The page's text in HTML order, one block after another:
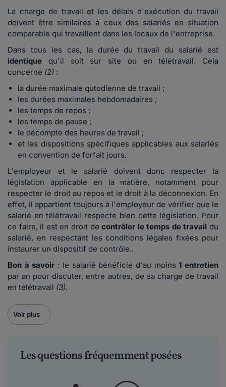
La charge de travail et les délais d'exécution du travail
doivent être similaires à ceux des salariés en situation
comparable qui travaillent dans les locaux de l'entreprise.
Dans tous les cas, la durée du travail du salarié est
identique qu'il soit sur site ou en télétravail. Cela
concerne (2) :
la durée maximale qutodienne de travail ;
les durées maximales hebdomadaires ;
les temps de repos ;
les temps de pause ;
le décompte des heures de travail ;
et les dispositions spécifiques applicables aux salariés
en convention de forfait jours.
L'employeur et le salarié doivent donc respecter la
législation applicable en la matière, notamment pour
respecter le droit au repos et le droit à la déconnexion. En
effet, il appartient toujours à l'employeur de vérifier que le
salarié en télétravail respecte bien cette législation. Pour
ce faire, il est en droit decontrôler le temps de travail du
salarié, en respectant les conditions légales fixées pour
instaurer un dispositif de contrôle..
Bon à savoir : le salarié bénéficie d'au moins 1 entretien
par an pour discuter, entre autres, de sa charge de travail
en télétravail (3).
Voir plus
Les questions fréquemment posées